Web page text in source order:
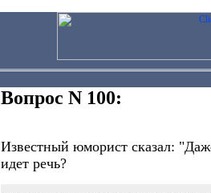
Вопрос N 100:
Известный юморист сказал:
идет речь?